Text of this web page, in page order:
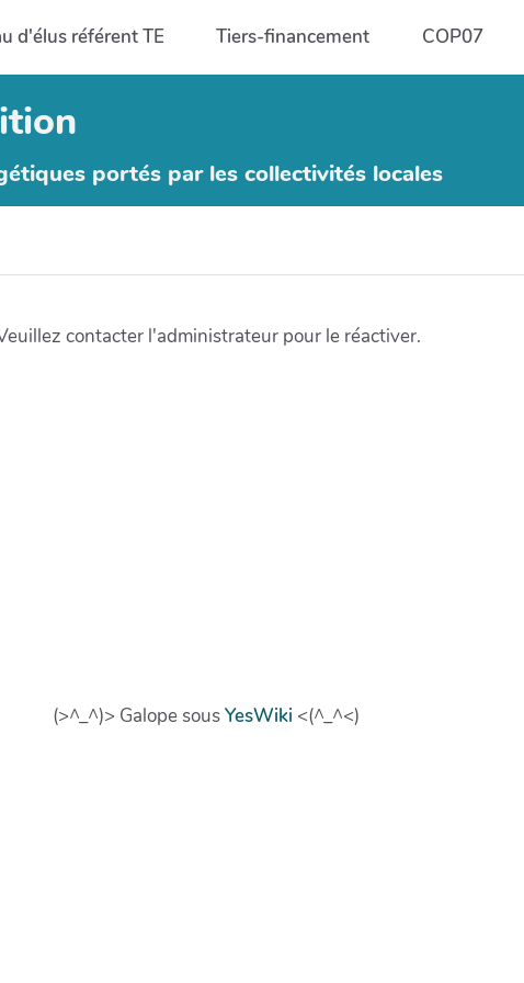
d'élus référent TE Tiers-financement COP07
portés par les collectivités locales
contacter l'administrateur pour le réactiver.
(>^_^)> Galope sousYesWiki <(^_^<)